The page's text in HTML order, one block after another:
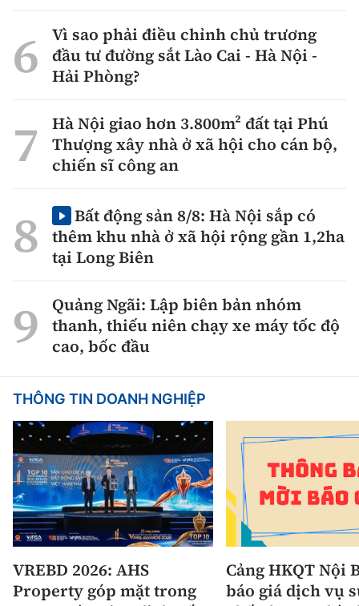
Vì sao phải điều chỉnh chủ trương
đầu tư đường sắt Lào Cai - Hà Nội -
Hải Phòng?
Hà Nội giao hơn 3.800m² đất tại Phú
Thượng xây nhà ở xã hội cho cán bộ,
chiến sĩ công an
Bất động sản 8/8: Hà Nội sắp có
thêm khu nhà ở xã hội rộng gần 1,2ha
tại Long Biên
Quảng Ngãi: Lập biên bản nhóm
thanh, thiếu niên chạy xe máy tốc độ
cao, bốc đầu
THÔNG TIN DOANH NGHIỆP
VREBD 2026: AHS
Property góp mặt trong
Cảng HKQT Nội
báo giá dịch vụ